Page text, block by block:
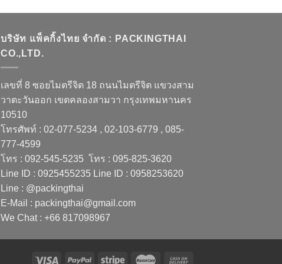
บริษัท แพ็คกิ้งไทย จำกัด : PACKINGTHAI
CO.,LTD.
เลขที่ 8 ซอยไมตรีจิต 18 ถนนไมตรีจิต แขวงสาม
วาตะวันออก เขตคลองสามวา กรุงเทพมหานคร
10510
โทรศัพท์ : 02-077-5234 , 02-103-6779 , 085-
777-4599
โทร : 092-545-5235 โทร : 095-825-3620
Line ID : 0925455235 Line ID : 0958253620
Line : @packingthai
E-Mail : packingthai@gmail.com
We Chat : +66 817098967